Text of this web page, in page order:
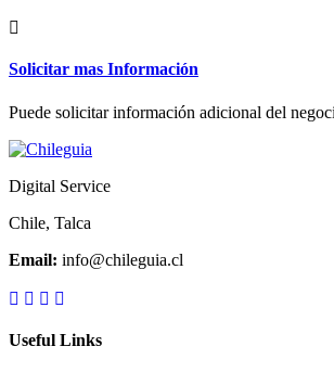
Solicitar mas Información
Puede solicitar información adicional del
Digital Service
Chile, Talca
Email: info@chileguia.cl
Useful Links